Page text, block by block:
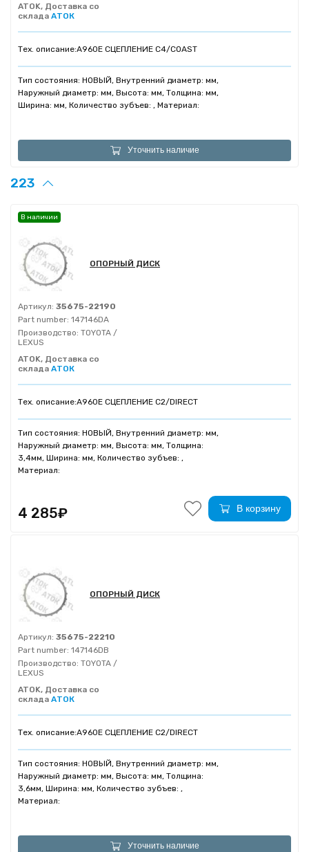
ATOK, Доставка со
склада АТОК
Тех. описание:A960E СЦЕПЛЕНИЕ C4/COAST
Тип состояния: НОВЫЙ, Внутренний диаметр: мм,
Наружный диаметр: мм, Высота: мм, Толщина: мм,
Ширина: мм, Количество зубъев: , Материал:
Уточнить наличие
223
ОПОРНЫЙ ДИСК
Артикул: 35675-22190
Part number: 147146DA
Производство: TOYOTA /
LEXUS
ATOK, Доставка со
склада АТОК
Тех. описание:A960E СЦЕПЛЕНИЕ C2/DIRECT
Тип состояния: НОВЫЙ, Внутренний диаметр: мм,
Наружный диаметр: мм, Высота: мм, Толщина:
3,4мм, Ширина: мм, Количество зубъев: ,
Материал:
В наличии
4 285₽ В корзину
ОПОРНЫЙ ДИСК
Артикул: 35675-22210
Part number: 147146DB
Производство: TOYOTA /
LEXUS
ATOK, Доставка со
склада АТОК
Тех. описание:A960E СЦЕПЛЕНИЕ C2/DIRECT
Тип состояния: НОВЫЙ, Внутренний диаметр: мм,
Наружный диаметр: мм, Высота: мм, Толщина:
3,6мм, Ширина: мм, Количество зубъев: ,
Материал:
Уточнить наличие